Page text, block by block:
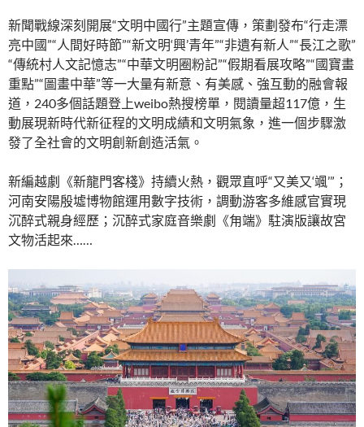
新聞戰線深刻開展“文明中國行”主題宣傳，策劃發布“行走漂
亮中國”“人間好時節”“新文明‘興’青年”“非遺有新人”“長江之歌”
“傳統村人文記憶志”“中華文明圈粉記”“假期看展攻略”“國寶畫
重點”“圖畫中華”等一大量有新意、有美感、強互動的融會報
道，240多個話題登上weibo熱搜榜單，閱讀量超117億，生
動展現新時代新征程的文明成績和文明氣象，進一個步驟激
發了全社會的文明創新創造活氣。
新編越劇《新龍門客棧》持續火熱，觀眾直呼“又美又‘颯’”；
河南安陽殷墟博物館運用數字技術，調動游客多維感官實現
沉醉式親身經歷；沉醉式家庭音樂劇《甪端》駐演版讓故宮
文物活起來……